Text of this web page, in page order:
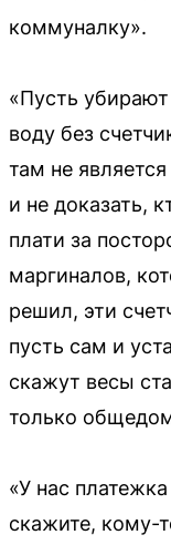
коммуналку».
«Пусть
воду без
там не
и не доказать,
плати за
маргиналов,
решил, эти
пусть сам и
скажут весы
только
«У нас
скажите, кому-